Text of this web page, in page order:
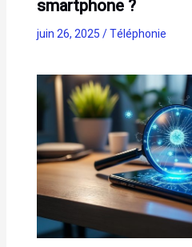
smartphone ?
juin 26, 2025/Téléphonie